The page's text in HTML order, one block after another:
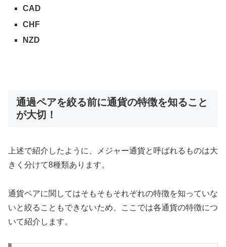
CAD
CHF
NZD
通過ペアを絞る前に通貨の特徴を知ること
が大切！
上述で紹介したように、メジャー通貨と呼ばれるものは大
きく分けて8種類あります。
通貨ペアに関してはそもそもそれぞれの特徴を知っていな
いと絞ることもできないため、ここでは各通貨の特徴につ
いて紹介します。